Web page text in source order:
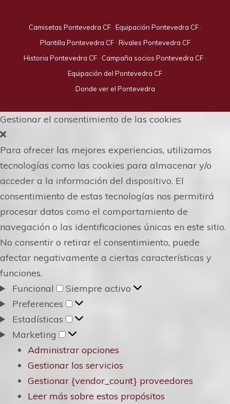
Camisetas Pontevedra CF· Equipación Pontevedra CF·
Plantilla Pontevedra CF· Rivales Pontevedra CF
Historia Pontevedra CF · Campaña socios Pontevedra CF ·
Equipación del Pontevedra CF
Donde ver el Pontevedra
Gestionar el consentimiento de las cookies
Para ofrecer las mejores experiencias, utilizamos
tecnologías como las cookies para almacenar y/o
acceder a la información del dispositivo. El
consentimiento de estas tecnologías nos permitirá
procesar datos como el comportamiento de
navegación o las identificaciones únicas en este sitio.
No consentir o retirar el consentimiento, puede
afectar negativamente a ciertas características y
funciones.
Funcional
Funcional
Siempre activo
Preferences
Preferences
Estadísticas
Estadísticas
Marketing
Marketing
Administrar opciones
Gestionar los servicios
Gestionar {vendor_count} proveedores
Leer más sobre estos propósitos